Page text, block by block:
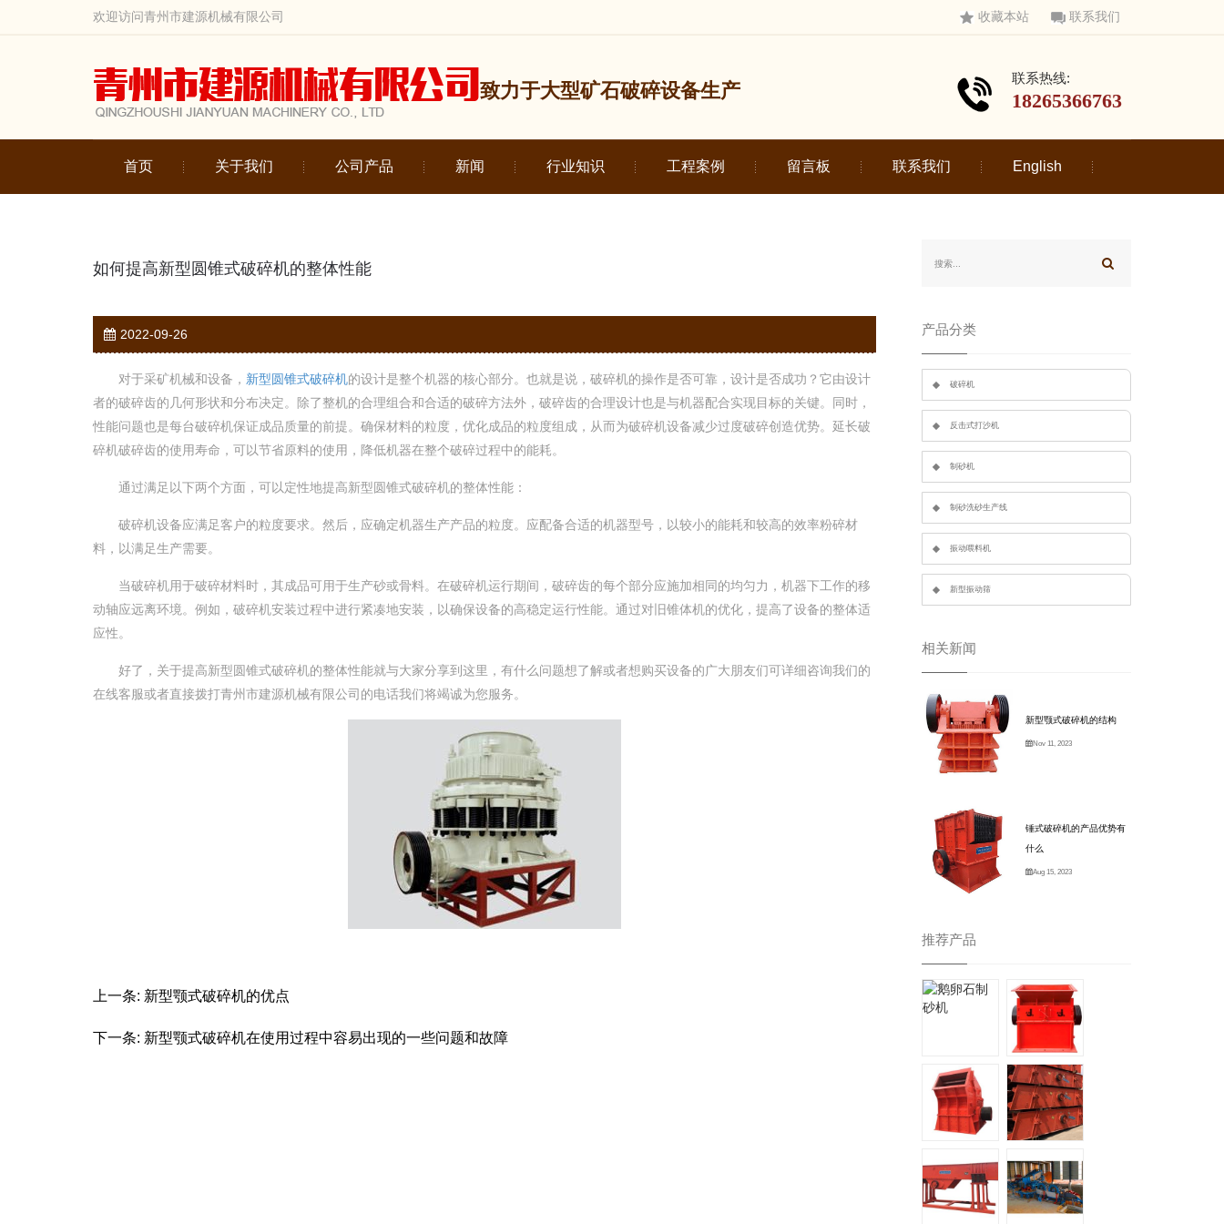
欢迎访问青州市建源机械有限公司 收藏本站 联系我们
致力于大型矿石破碎设备生产
联系热线:
18265366763
首页 关于我们 公司产品 新闻 行业知识 工程案例 留言板 联系我们 English
如何提高新型圆锥式破碎机的整体性能
2022-09-26
对于采矿机械和设备， 新型圆锥式破碎机的设计是整个机器的核心部分。也就是说，破碎机的操作是否可靠，设计是否成功？它由设计
者的破碎齿的几何形状和分布决定。除了整机的合理组合和合适的破碎方法外，破碎齿的合理设计也是与机器配合实现目标的关键。同时，
性能问题也是每台破碎机保证成品质量的前提。确保材料的粒度，优化成品的粒度组成，从而为破碎机设备减少过度破碎创造优势。延长破
碎机破碎齿的使用寿命，可以节省原料的使用，降低机器在整个破碎过程中的能耗。
通过满足以下两个方面，可以定性地提高新型圆锥式破碎机的整体性能：
破碎机设备应满足客户的粒度要求。然后，应确定机器生产产品的粒度。应配备合适的机器型号，以较小的能耗和较高的效率粉碎材
料，以满足生产需要。
当破碎机用于破碎材料时，其成品可用于生产砂或骨料。在破碎机运行期间，破碎齿的每个部分应施加相同的均匀力，机器下工作的移
动轴应远离环境。例如，破碎机安装过程中进行紧凑地安装，以确保设备的高稳定运行性能。通过对旧锥体机的优化，提高了设备的整体适
应性。
好了，关于提高新型圆锥式破碎机的整体性能就与大家分享到这里，有什么问题想了解或者想购买设备的广大朋友们可详细咨询我们的
在线客服或者直接拨打青州市建源机械有限公司的电话我们将竭诚为您服务。
上一条: 新型颚式破碎机的优点
下一条: 新型颚式破碎机在使用过程中容易出现的一些问题和故障
产品分类
破碎机
反击式打沙机
制砂机
制砂洗砂生产线
振动喂料机
新型振动筛
相关新闻
新型颚式破碎机的结构
Nov 11, 2023
锤式破碎机的产品优势有
什么
Aug 15, 2023
推荐产品